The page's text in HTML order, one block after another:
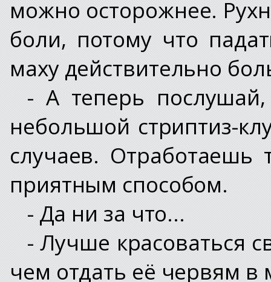
можно осторожнее.
боли, потому что
маху действительно
- А теперь
небольшой стриптиз-
случаев.
приятным способом.
- Да ни за что...
- Лучше красоваться
чем отдать её червям в